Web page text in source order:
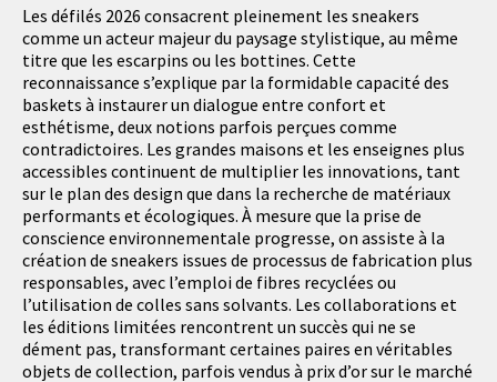
Les défilés 2026 consacrent pleinement les sneakers
comme un acteur majeur du paysage stylistique, au même
titre que les escarpins ou les bottines. Cette
reconnaissance s’explique par la formidable capacité des
baskets à instaurer un dialogue entre confort et
esthétisme, deux notions parfois perçues comme
contradictoires. Les grandes maisons et les enseignes plus
accessibles continuent de multiplier les innovations, tant
sur le plan des design que dans la recherche de matériaux
performants et écologiques. À mesure que la prise de
conscience environnementale progresse, on assiste à la
création de sneakers issues de processus de fabrication plus
responsables, avec l’emploi de fibres recyclées ou
l’utilisation de colles sans solvants. Les collaborations et
les éditions limitées rencontrent un succès qui ne se
dément pas, transformant certaines paires en véritables
objets de collection, parfois vendus à prix d’or sur le marché